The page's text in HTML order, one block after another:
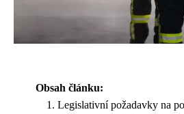
Obsah článku:
Legislativní požadavky na